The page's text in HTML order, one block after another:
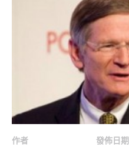
作者
發佈日期